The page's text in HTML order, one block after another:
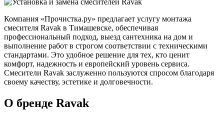
Компания «Прочистка.ру» предлагает услугу монтажа
смесителя Ravak в Тимашевске, обеспечивая
профессиональный подход, выезд сантехника на дом и
выполнение работ в строгом соответствии с техническими
стандартами. Это удобное решение для тех, кто ценит
комфорт, надежность и европейский уровень сервиса.
Смесители Ravak заслуженно пользуются спросом благодаря
своему качеству, эстетике и долговечности.
О бренде Ravak